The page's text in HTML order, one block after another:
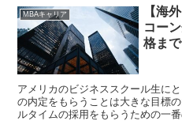
MBAキャリア
【海
コー
格ま
アメリカのビジネススクール生に
の内定をもらうことは大きな目標
ルタイムの採用をもらうための一